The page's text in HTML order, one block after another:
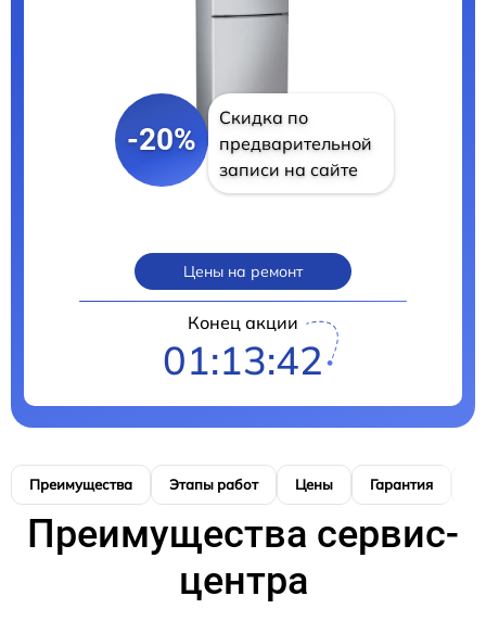
-20%
Скидка по
предварительной
записи на сайте
Цены на ремонт
Конец акции
01:13:41
Преимущества Этапы работ Цены Гарантия
Преимущества сервис-
центра